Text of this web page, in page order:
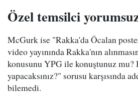
Özel temsilci
McGurk ise "Rakka'da Öcalan
video yayınında Rakka'nın
konusunu YPG ile konuştunuz mu?
yapacaksınız?" sorusu karşısında
bilemedi.